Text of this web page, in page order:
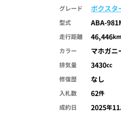
グレード
ボクスタ
型式 ABA-
走行距離 46,446km
カラー
マホガニ
排気量 3430cc
修復歴
なし
入札数 62件
成約日
2025年11